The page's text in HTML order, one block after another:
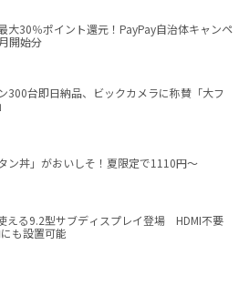
大30％ポイント還元！PayPay自治体キャンペ
開始分
300台即日納品、ビックカメラに称賛「大フ
ン丼」がおいしそ！夏限定で1110円～
える9.2型サブディスプレイ登場 HDMI不要
も設置可能